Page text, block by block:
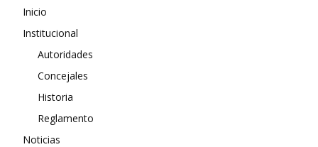
Inicio
Institucional
Autoridades
Concejales
Historia
Reglamento
Noticias